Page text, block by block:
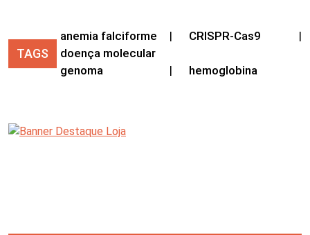
TAGS
anemia falciforme | CRISPR-Cas9
|
doença molecular
genoma
| hemoglobina